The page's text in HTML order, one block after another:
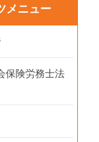
メニュー
保険労務士法